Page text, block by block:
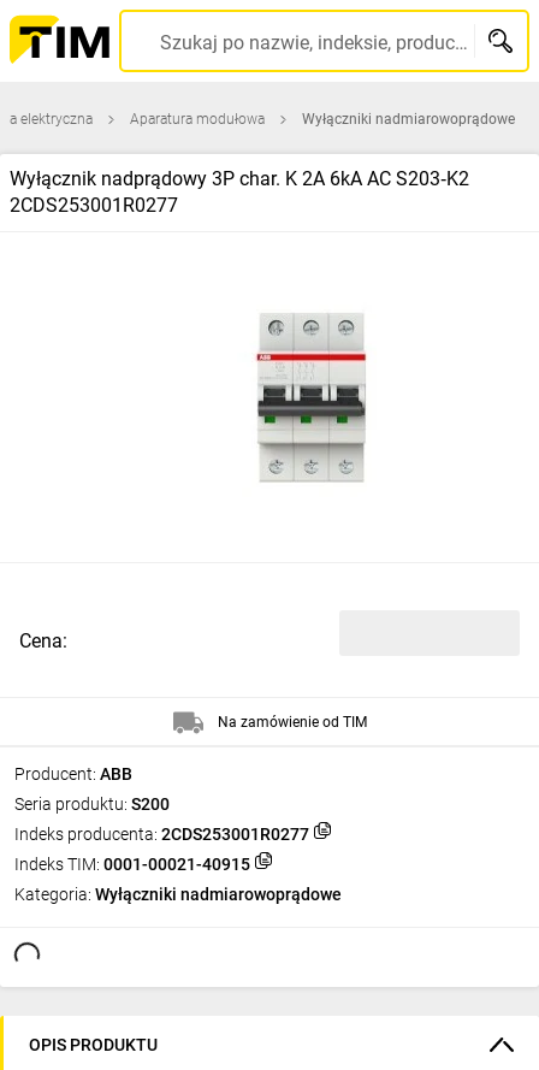
Szukaj po nazwie, indeksie, producencie, kodzie kreskowym...
elektryczna Aparatura modułowa Wyłączniki nadmiarowoprądowe
Wyłącznik nadprądowy 3P char. K 2A 6kA AC S203‑K2
2CDS253001R0277
Producent: ABB
Seria produktu: S200
Indeks producenta: 2CDS253001R0277
Indeks TIM: 0001-00021-40915
Kategoria: Wyłączniki nadmiarowoprądowe
Cena:
Na zamówienie od TIM
OPIS PRODUKTU